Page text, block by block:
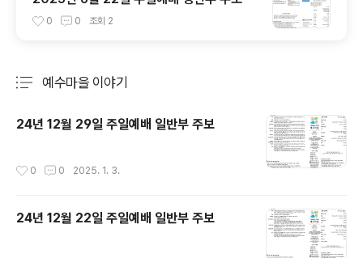
0 0 조회 2
예수마을 이야기
24년 12월 29일 주일예배 일반부 주보
0 0 2025. 1. 3.
24년 12월 22일 주일예배 일반부 주보